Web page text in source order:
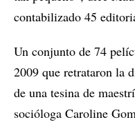
contabilizado 45
Un conjunto de 74
2009 que retrataron la
de una tesina de
socióloga Caroline